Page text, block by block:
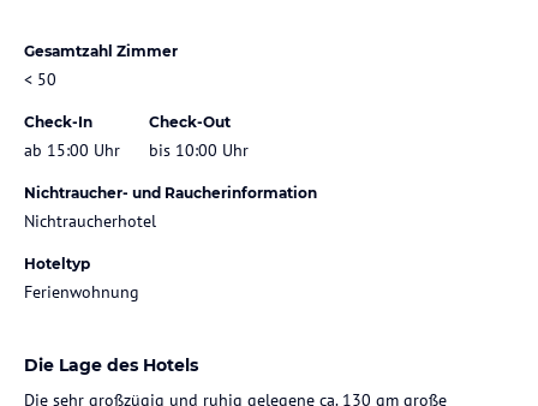
Gesamtzahl Zimmer
< 50
Check-In
ab 15:00 Uhr
Check-Out
bis 10:00 Uhr
Nichtraucher- und Raucherinformation
Nichtraucherhotel
Hoteltyp
Ferienwohnung
Die Lage des Hotels
Die sehr großzügig und ruhig gelegene ca. 130 qm große